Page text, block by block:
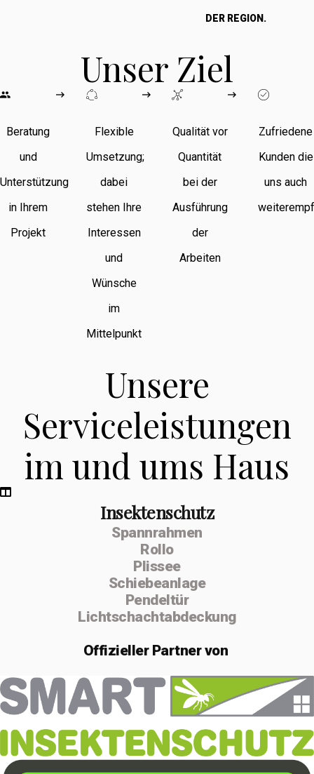
DER REGION.
Unser Ziel
Beratung
und
Unterstützung
in Ihrem
Projekt
Flexible
Umsetzung;
dabei
stehen Ihre
Interessen
und
Wünsche
im
Mittelpunkt
Qualität vor
Quantität
bei der
Ausführung
der
Arbeiten
Zufriedene
Kunden die
uns auch
Unsere
Serviceleistungen
im und ums Haus
Insektenschutz
Spannrahmen
Rollo
Plissee
Schiebeanlage
Pendeltür
Lichtschachtabdeckung
OffiziellerPartner von